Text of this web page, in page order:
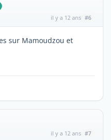
il y a 12 ans #6
sur Mamoudzou et
il y a 12 ans #7